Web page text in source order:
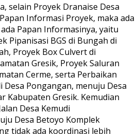
selain Proyek Dranaise Desa
Informasi Proyek, maka ada
Papan Informasinya, yaitu
Pipanisasi BGS di Bungah di
Proyek Box Culvert di
Gresik, Proyek Saluran
Cerme, serta Perbaikan
Desa Pongangan, menuju Desa
Kabupaten Gresik. Kemudian
Desa Kemudi
Desa Betoyo Komplek
tidak ada koordinasi lebih